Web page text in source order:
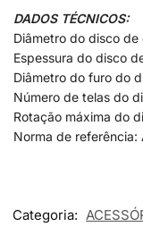
DADOS TÉCNICOS:
Diâmetro do disco de
Espessura do disco
Diâmetro do furo do
Número de telas do
Rotação máxima do
Norma de referência:
Categoria: